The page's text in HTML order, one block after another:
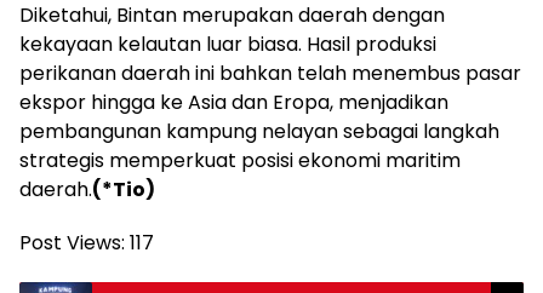
Diketahui, Bintan merupakan daerah dengan
kekayaan kelautan luar biasa. Hasil produksi
perikanan daerah ini bahkan telah menembus pasar
ekspor hingga ke Asia dan Eropa, menjadikan
pembangunan kampung nelayan sebagai langkah
strategis memperkuat posisi ekonomi maritim
daerah.(*Tio)
Post Views: 117